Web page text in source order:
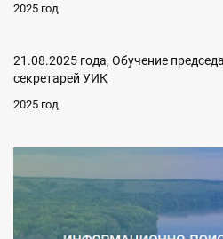
2025 год
21.08.2025 года, Обучение
секретарей УИК
2025 год